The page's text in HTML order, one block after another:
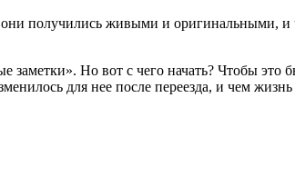
получились живыми и оригинальными,
Но вот с чего начать? Чтобы
для нее после переезда, и чем